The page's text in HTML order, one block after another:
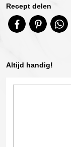
Recept delen
Altijd handig!